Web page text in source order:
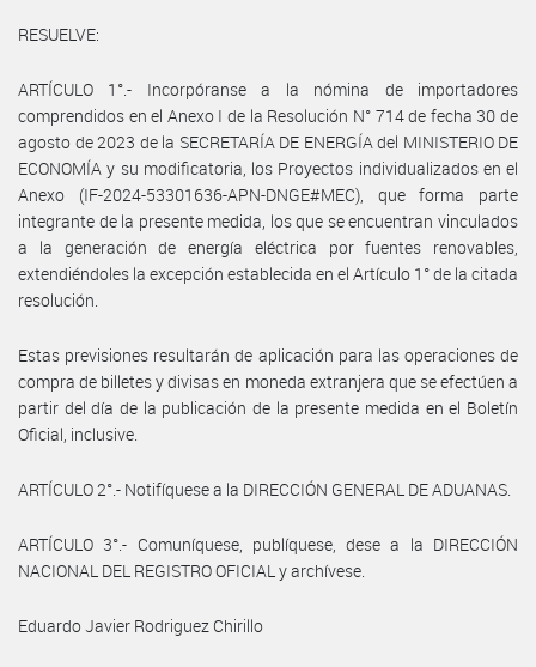
RESUELVE:
ARTÍCULO 1°.- Incorpóranse a la nómina de importadores
comprendidos en el Anexo I de la Resolución N° 714 de fecha 30 de
agosto de 2023 de la SECRETARÍA DE ENERGÍA del MINISTERIO DE
ECONOMÍA y su modificatoria, los Proyectos individualizados en el
Anexo (IF-2024-53301636-APN-DNGE#MEC), que forma parte
integrante de la presente medida, los que se encuentran vinculados
a la generación de energía eléctrica por fuentes renovables,
extendiéndoles la excepción establecida en el Artículo 1° de la citada
resolución.
Estas previsiones resultarán de aplicación para las operaciones de
compra de billetes y divisas en moneda extranjera que se efectúen a
partir del día de la publicación de la presente medida en el Boletín
Oficial, inclusive.
ARTÍCULO 2°.- Notifíquese a la DIRECCIÓN GENERAL DE ADUANAS.
ARTÍCULO 3°.- Comuníquese, publíquese, dese a la DIRECCIÓN
NACIONAL DEL REGISTRO OFICIAL y archívese.
Eduardo Javier Rodriguez Chirillo